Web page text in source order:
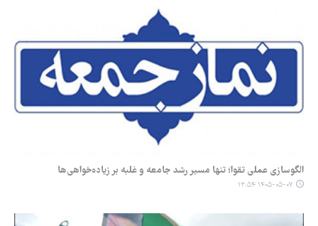
الگوسازی عملی تقوا؛ تنها مسیر رشد جامعه و غلبه بر زیاده‌خواهی‌ها
۱۴۰۵-۰۵-۰۷ ۱۳:۵۴